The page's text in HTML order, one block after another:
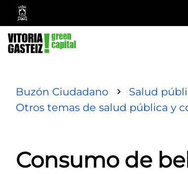
Ayuntamiento
Vitoria-
Gasteiz
Buzón Ciudadano
Salud
Otros temas de salud pública y
Consumo de